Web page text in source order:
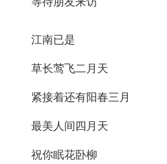
江南已是
草长莺飞二月天
紧接着还有阳春三月
最美人间四月天
祝你眠花卧柳